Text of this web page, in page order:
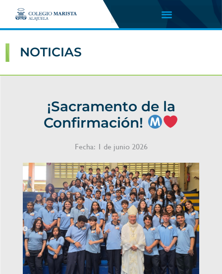
NOTICIAS
¡Sacramento de la
Confirmación!
Fecha: 1 de junio 2026